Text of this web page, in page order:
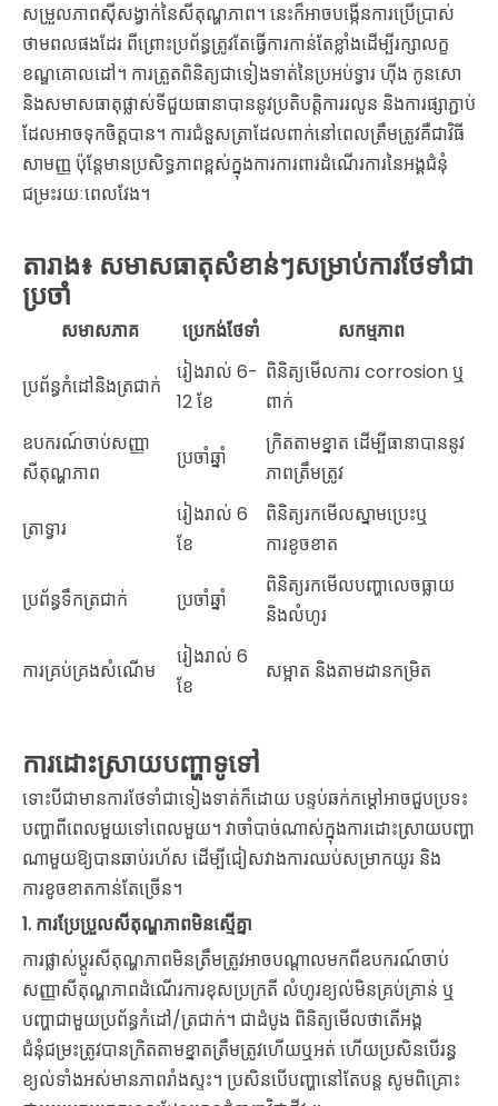
សម្រួលភាពស៊ីសង្វាក់នៃសីតុណ្ហភាព។ នេះក៏អាចបង្កើនការប្រើប្រាស់
ថាមពលផងដែរ ពីព្រោះប្រព័ន្ធត្រូវតែធ្វើការកាន់តែខ្លាំងដើម្បីរក្សាលក្ខ
ខណ្ឌគោលដៅ។ ការត្រួតពិនិត្យជាទៀងទាត់នៃប្រអប់ទ្វារ ហ៊ីង កូនសោ
និងសមាសធាតុផ្លាស់ទីជួយធានាបាននូវប្រតិបត្តិការរលូន និងការផ្សាភ្ជាប់
ដែលអាចទុកចិត្តបាន។ ការជំនួសត្រាដែលពាក់នៅពេលត្រឹមត្រូវគឺជាវិធី
សាមញ្ញ ប៉ុន្តែមានប្រសិទ្ធភាពខ្ពស់ក្នុងការការពារដំណើរការនៃអង្គជំនុំ
ជម្រះរយៈពេលវែង។
តារាង៖ សមាសធាតុសំខាន់ៗសម្រាប់ការថែទាំជា
ប្រចាំ
សមាសភាគ ប្រេកង់ថែទាំ សកម្មភាព
ប្រព័ន្ធកំដៅនិងត្រជាក់
រៀងរាល់ 6-
12 ខែ
ពិនិត្យមើលការ corrosion ឬ
ពាក់
ឧបករណ៍ចាប់សញ្ញា
សីតុណ្ហភាព
ប្រចាំឆ្នាំ
ក្រិតតាមខ្នាត ដើម្បីធានាបាននូវ
ភាពត្រឹមត្រូវ
ត្រាទ្វារ
រៀងរាល់ 6
ខែ
ពិនិត្យរកមើលស្នាមប្រេះឬ
ការខូចខាត
ប្រព័ន្ធទឹកត្រជាក់ ប្រចាំឆ្នាំ
ពិនិត្យរកមើលបញ្ហាលេចធ្លាយ
និងលំហូរ
ការគ្រប់គ្រងសំណើម
រៀងរាល់ 6
ខែ
សម្អាត និងតាមដានកម្រិត
ការដោះស្រាយបញ្ហាទូទៅ
ទោះបីជាមានការថែទាំជាទៀងទាត់ក៏ដោយ បន្ទប់ឆក់កម្ដៅអាចជួបប្រទះ
បញ្ហាពីពេលមួយទៅពេលមួយ។ វាចាំបាច់ណាស់ក្នុងការដោះស្រាយបញ្ហា
ណាមួយឱ្យបានឆាប់រហ័ស ដើម្បីជៀសវាងការឈប់សម្រាកយូរ និង
ការខូចខាតកាន់តែច្រើន។
1. ការប្រែប្រួលសីតុណ្ហភាពមិនស្មើគ្នា
ការផ្លាស់ប្តូរសីតុណ្ហភាពមិនត្រឹមត្រូវអាចបណ្តាលមកពីឧបករណ៍ចាប់
សញ្ញាសីតុណ្ហភាពដំណើរការខុសប្រក្រតី លំហូរខ្យល់មិនគ្រប់គ្រាន់ ឬ
បញ្ហាជាមួយប្រព័ន្ធកំដៅ/ត្រជាក់។ ជាដំបូង ពិនិត្យមើលថាតើអង្គ
ជំនុំជម្រះត្រូវបានក្រិតតាមខ្នាតត្រឹមត្រូវហើយឬអត់ ហើយប្រសិនបើរន្ធ
ខ្យល់ទាំងអស់មានភាពរាំងស្ទះ។ ប្រសិនបើបញ្ហានៅតែបន្ត សូមពិគ្រោះ